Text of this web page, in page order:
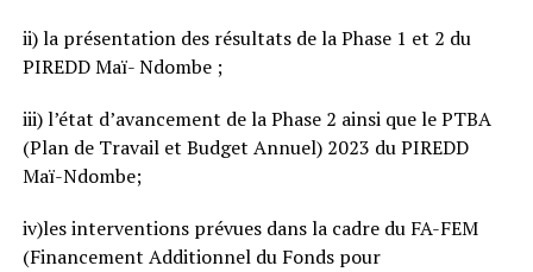
ii) la présentation des résultats de la Phase 1 et 2 du
PIREDD Maï- Ndombe ;
iii) l’état d’avancement de la Phase 2 ainsi que le PTBA
(Plan de Travail et Budget Annuel) 2023 du PIREDD
Maï-Ndombe;
iv)les interventions prévues dans la cadre du FA-FEM
(Financement Additionnel du Fonds pour